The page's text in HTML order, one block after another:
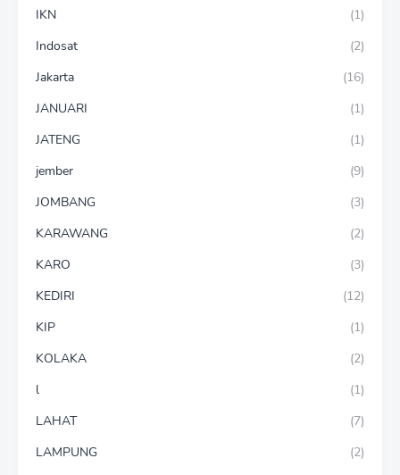
IKN
(1)
Indosat
(2)
Jakarta
(16)
JANUARI
(1)
JATENG
(1)
jember
(9)
JOMBANG
(3)
KARAWANG
(2)
KARO
(3)
KEDIRI
(12)
KIP
(1)
KOLAKA
(2)
l
(1)
LAHAT
(7)
LAMPUNG
(2)